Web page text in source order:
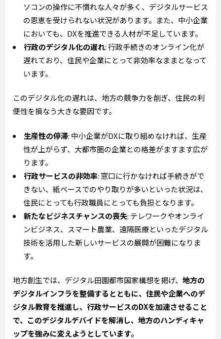
ソコンの操作に不慣れな人々が多く、デジタルサービス
の恩恵を受けられない状況があります。また、中小企業
においても、DXを推進できる人材が不足しています。
行政のデジタル化の遅れ: 行政手続きのオンライン化が
遅れており、住民や企業にとって非効率なままとなって
います。
このデジタル化の遅れは、地方の競争力を削ぎ、住民の利
便性を損なう大きな要因です。
生産性の停滞: 中小企業がDXに取り組めなければ、生産
性が上がらず、大都市圏の企業との格差がますます広が
ります。
行政サービスの非効率: 窓口に行かなければ手続きがで
きない、紙ベースでのやり取りが多いといった状況は、
住民にとっても行政職員にとっても負担となります。
新たなビジネスチャンスの喪失: テレワークやオンライ
ンビジネス、スマート農業、遠隔医療といったデジタル
技術を活用した新しいサービスの展開が困難になりま
す。
地方創生では、デジタル田園都市国家構想を掲げ、 地方の
デジタルインフラを整備するとともに、住民や企業へのデ
ジタル教育を推進し、行政サービスのDXを加速させること
で、このデジタルデバイドを解消し、地方のハンディキャ
ップを強みに変えようとしています。